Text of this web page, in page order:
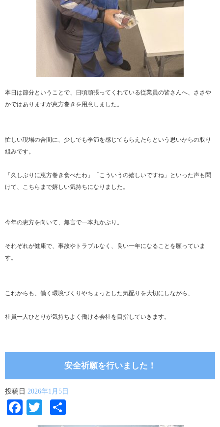
本日は節分ということで、日頃頑張ってくれている従業員の皆さんへ、ささや
かではありますが恵方巻きを用意しました。
忙しい現場の合間に、少しでも季節を感じてもらえたらという思いからの取り
組みです。
「久しぶりに恵方巻き食べたわ」「こういうの嬉しいですね」といった声も聞
けて、こちらまで嬉しい気持ちになりました。
今年の恵方を向いて、無言で一本丸かぶり。
それぞれが健康で、事故やトラブルなく、良い一年になることを願っていま
す。
これからも、働く環境づくりやちょっとした気配りを大切にしながら、
社員一人ひとりが気持ちよく働ける会社を目指していきます。
安全祈願を行いました！
投稿日 2026年1月5日
Facebook
Twitter
有